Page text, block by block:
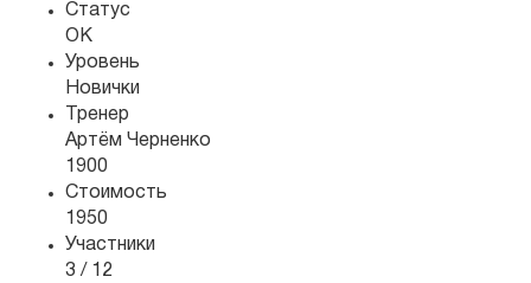
Статус
OK
Уровень
Новички
Тренер
Артём Черненко
1900
Стоимость
1950
Участники
3 / 12